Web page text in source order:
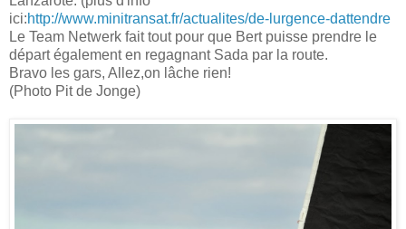
ici:http://www.minitransat.fr/actualites/de-lurgence-dattendre
Le Team Netwerk fait tout pour que Bert puisse prendre le
départ également en regagnant Sada par la route.
Bravo les gars, Allez,on lâche rien!
(Photo Pit de Jonge)